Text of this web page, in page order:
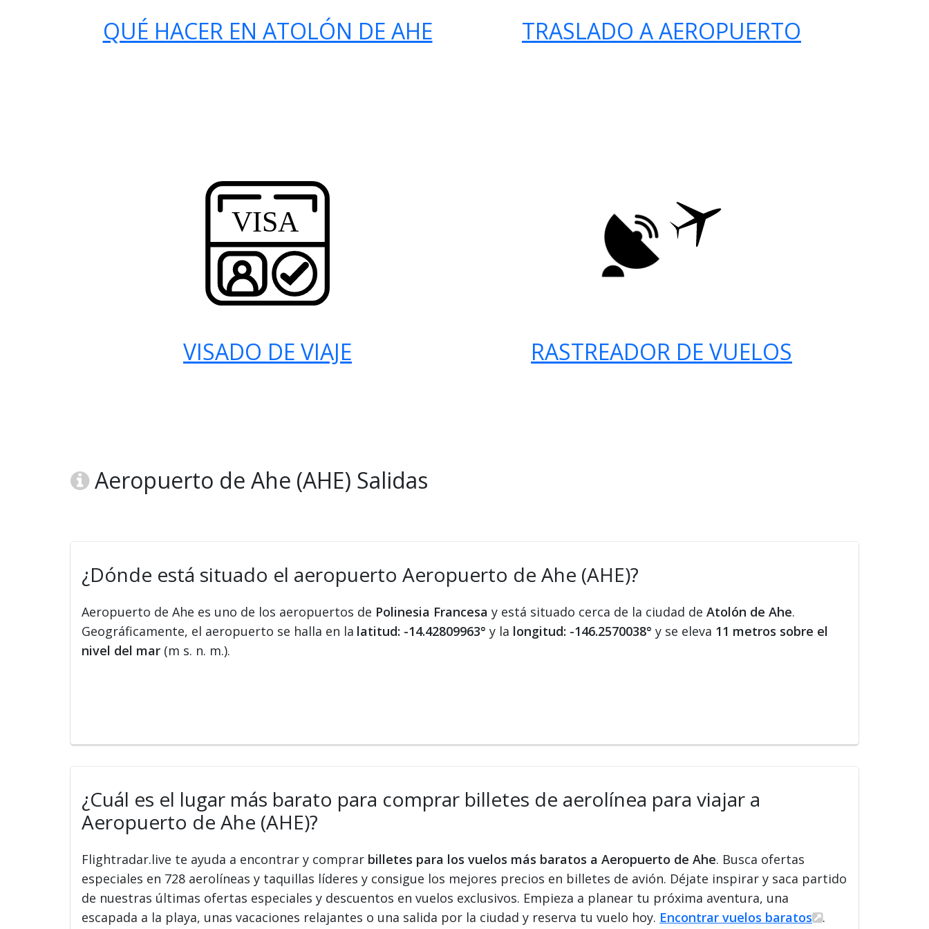
QUÉ HACER EN ATOLÓN DE AHE TRASLADO A AEROPUERTO
VISADO DE VIAJE RASTREADOR DE VUELOS
Aeropuerto de Ahe (AHE) Salidas
¿Dónde está situado el aeropuerto Aeropuerto de Ahe (AHE)?
Aeropuerto de Ahe es uno de los aeropuertos de Polinesia Francesa y está situado cerca de la ciudad de Atolón de Ahe.
Geográficamente, el aeropuerto se halla en la latitud: -14.42809963° y la longitud: -146.2570038° y se eleva 11 metros sobre el
nivel del mar (m s. n. m.).
¿Cuál es el lugar más barato para comprar billetes de aerolínea para viajar a
Aeropuerto de Ahe (AHE)?
Flightradar.live te ayuda a encontrar y comprar billetes para los vuelos más baratos a Aeropuerto de Ahe. Busca ofertas
especiales en 728 aerolíneas y taquillas líderes y consigue los mejores precios en billetes de avión. Déjate inspirar y saca partido
de nuestras últimas ofertas especiales y descuentos en vuelos exclusivos. Empieza a planear tu próxima aventura, una
escapada a la playa, unas vacaciones relajantes o una salida por la ciudad y reserva tu vuelo hoy. Encontrar vuelos baratos .